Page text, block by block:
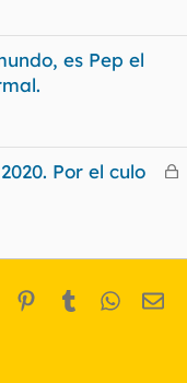
a
es Pep el
C
a
Por el culo
Pinterest
Tumblr